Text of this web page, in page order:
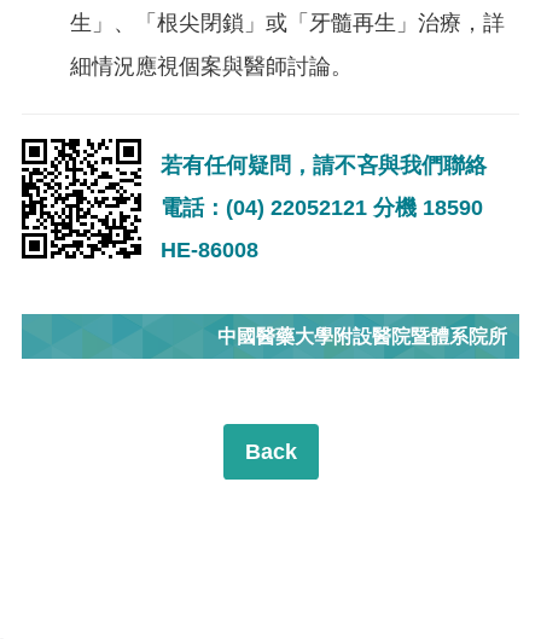
生」、「根尖閉鎖」或「牙髓再生」 治療，詳
細情況應視個案與醫師討論。
若有任何疑問，請不吝與我們聯絡
電話：(04) 22052121 分機 18590
HE-86008
中國醫藥大學附設醫院暨體系院所
Back